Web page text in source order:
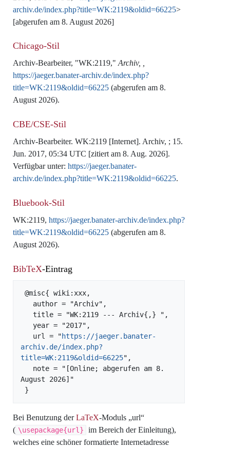
archiv.de/index.php?title=WK:2119&oldid=66225>
[abgerufen am 8. August 2026]
Chicago-Stil
Archiv-Bearbeiter, "WK:2119," Archiv, ,
https://jaeger.banater-archiv.de/index.php?
title=WK:2119&oldid=66225 (abgerufen am 8.
August 2026).
CBE/CSE-Stil
Archiv-Bearbeiter. WK:2119 [Internet]. Archiv, ; 15.
Jun. 2017, 05:34 UTC [zitiert am 8. Aug. 2026].
Verfügbar unter: https://jaeger.banater-
archiv.de/index.php?title=WK:2119&oldid=66225.
Bluebook-Stil
WK:2119, https://jaeger.banater-archiv.de/index.php?
title=WK:2119&oldid=66225 (abgerufen am 8.
August 2026).
BibTeX-Eintrag
   url = "
https://jaeger.banater-
archiv.de/index.php?
title=WK:2119&oldid=66225",
August 2026]"
Bei Benutzung derLaTeX-Moduls „url“
( \usepackage{url}
im Bereich der Einleitung),
welches eine schöner formatierte Internetadresse